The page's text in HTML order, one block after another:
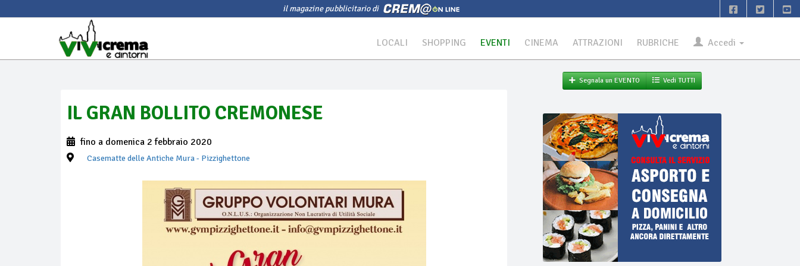
il magazine pubblicitario di
LOCALI SHOPPING EVENTI CINEMA ATTRAZIONI RUBRICHE Accedi
IL GRAN BOLLITO CREMONESE
fino a domenica 2 febbraio 2020
Casematte delle Antiche Mura- Pizzighettone
Segnala un EVENTO Vedi TUTTI